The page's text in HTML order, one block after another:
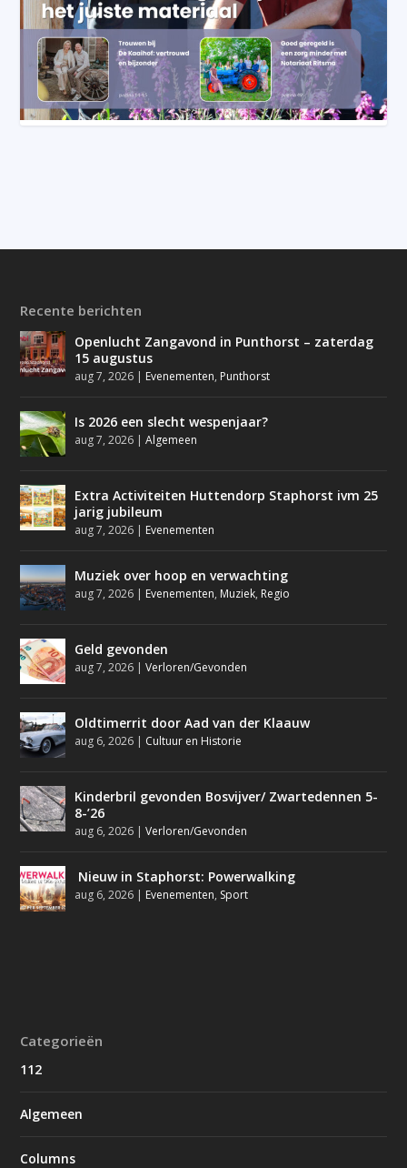
Recente berichten
Openlucht Zangavond in Punthorst – zaterdag
15 augustus
aug 7, 2026 | Evenementen, Punthorst
Is 2026 een slecht wespenjaar?
aug 7, 2026 |Algemeen
Extra Activiteiten Huttendorp Staphorst ivm 25
jarig jubileum
aug 7, 2026 | Evenementen
Muziek over hoop en verwachting
aug 7, 2026 | Evenementen, Muziek, Regio
Geld gevonden
aug 7, 2026 |Verloren/Gevonden
Oldtimerrit door Aad van der Klaauw
aug 6, 2026 | Cultuur en Historie
Kinderbril gevonden Bosvijver/ Zwartedennen 5-
8-’26
aug 6, 2026 |Verloren/Gevonden
Nieuw in Staphorst: Powerwalking
aug 6, 2026 | Evenementen, Sport
Categorieën
112
Algemeen
Columns